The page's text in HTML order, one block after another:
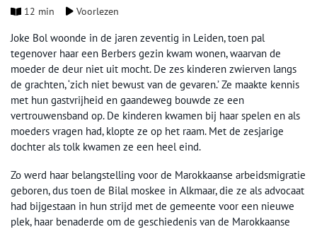
12 min Voorlezen
Joke Bol woonde in de jaren zeventig in Leiden, toen pal
tegenover haar een Berbers gezin kwam wonen, waarvan de
moeder de deur niet uit mocht. De zes kinderen zwierven langs
de grachten, ‘zich niet bewust van de gevaren.’ Ze maakte kennis
met hun gastvrijheid en gaandeweg bouwde ze een
vertrouwensband op. De kinderen kwamen bij haar spelen en als
moeders vragen had, klopte ze op het raam. Met de zesjarige
dochter als tolk kwamen ze een heel eind.
Zo werd haar belangstelling voor de Marokkaanse arbeidsmigratie
geboren, dus toen de Bilal moskee in Alkmaar, die ze als advocaat
had bijgestaan in hun strijd met de gemeente voor een nieuwe
plek, haar benaderde om de geschiedenis van de Marokkaanse